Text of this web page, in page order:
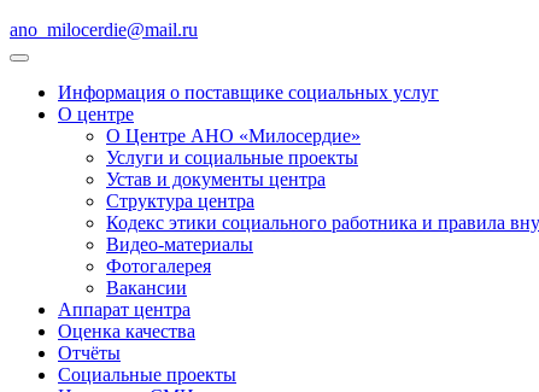
ano_milocerdie@mail.ru
Информация о поставщике социальных услуг
О центре
О Центре АНО «Милосердие»
Услуги и социальные проекты
Устав и документы центра
Структура центра
Кодекс этики социального работника и правила
Видео-материалы
Фотогалерея
Вакансии
Аппарат центра
Оценка качества
Отчёты
Социальные проекты